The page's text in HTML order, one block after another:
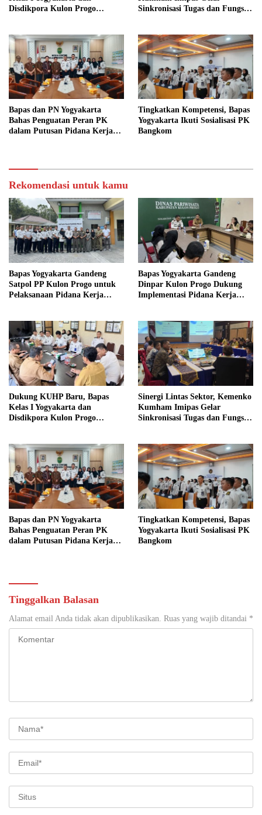
Disdikpora Kulon Progo
Sinkronisasi Tugas dan Fungsi
Bapas dan PN Yogyakarta
Bahas Penguatan Peran PK
dalam Putusan Pidana Kerja
Tingkatkan Kompetensi, Bapas
Yogyakarta Ikuti Sosialisasi PK
Bangkom
Rekomendasi untuk kamu
Bapas Yogyakarta Gandeng
Satpol PP Kulon Progo untuk
Pelaksanaan Pidana Kerja
Bapas Yogyakarta Gandeng
Dinpar Kulon Progo Dukung
Implementasi Pidana Kerja
Dukung KUHP Baru, Bapas
Kelas I Yogyakarta dan
Disdikpora Kulon Progo
Sinergi Lintas Sektor, Kemenko
Kumham Imipas Gelar
Sinkronisasi Tugas dan Fungsi
Bapas dan PN Yogyakarta
Bahas Penguatan Peran PK
dalam Putusan Pidana Kerja
Tingkatkan Kompetensi, Bapas
Yogyakarta Ikuti Sosialisasi PK
Bangkom
Tinggalkan Balasan
Alamat email Anda tidak akan dipublikasikan. Ruas yang wajib ditandai *